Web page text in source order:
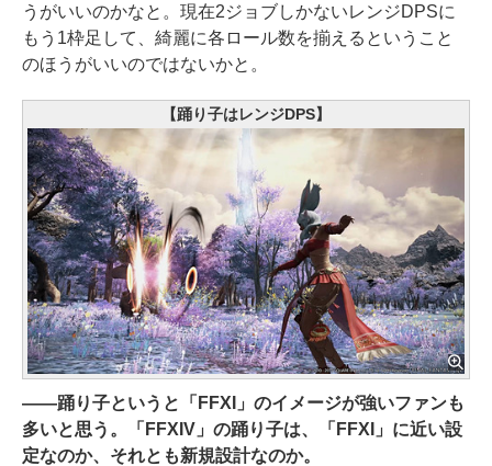
うがいいのかなと。現在2ジョブしかないレンジDPSに
もう1枠足して、綺麗に各ロール数を揃えるということ
のほうがいいのではないかと。
【踊り子はレンジDPS】
――踊り子というと「FFXI」のイメージが強いファンも
多いと思う。「FFXIV」の踊り子は、「FFXI」に近い設
定なのか、それとも新規設計なのか。